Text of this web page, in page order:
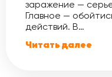
заражение —
Главное —
действий. В…
Читать далее